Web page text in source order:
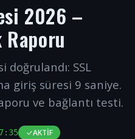
2026 –
doğrulandı: SSL
giriş süresi 9 saniye.
ve bağlantı testi.
AKTIF